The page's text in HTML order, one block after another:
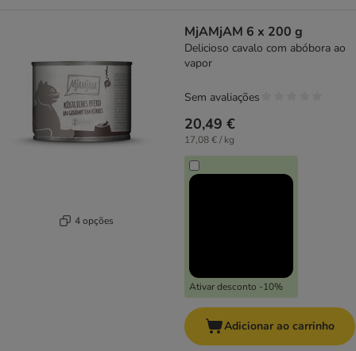
4 opções
MjAMjAM 6 x 200 g
Delicioso cavalo com abóbora ao
vapor
20,49 €
17,08 € / kg
Ativar desconto -10%
Sem avaliações
Adicionar ao carrinho